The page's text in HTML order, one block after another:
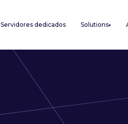
Servidores dedicados Solutions▾